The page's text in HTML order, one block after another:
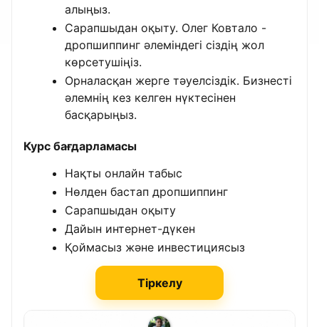
алыңыз.
Сарапшыдан оқыту. Олег Ковтало -
дропшиппинг әлеміндегі сіздің жол
көрсетушіңіз.
Орналасқан жерге тәуелсіздік. Бизнесті
әлемнің кез келген нүктесінен
басқарыңыз.
Курс бағдарламасы
Нақты онлайн табыс
Нөлден бастап дропшиппинг
Сарапшыдан оқыту
Дайын интернет-дүкен
Қоймасыз және инвестициясыз
Тіркелу